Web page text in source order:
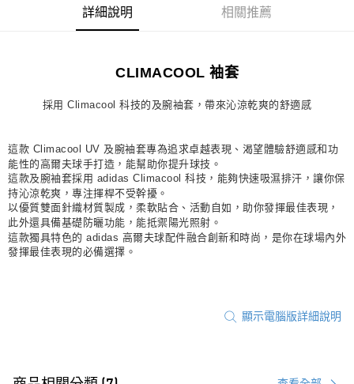
每筆NT$80，滿NT$1,500(含以上)免運費
付款後門市自取
每筆NT$80，滿NT$1,500(含以上)免運費
詳細說明 相關推薦
CLIMACOOL 袖套
採用 Climacool 科技的及腕袖套，帶來沁涼乾爽的舒適感
這款 Climacool UV 及腕袖套專為追求卓越表現、渴望體驗舒適感和功
能性的高爾夫球手打造，能幫助你提升球技。
這款及腕袖套採用 adidas Climacool 科技，能夠快速吸濕排汗，讓你保
持沁涼乾爽，專注揮桿不受幹擾。
以優質雙面針織材質製成，柔軟貼合、活動自如，助你發揮最佳表現，
此外還具備基礎防曬功能，能抵禦陽光照射。
這款獨具特色的 adidas 高爾夫球配件融合創新和時尚，是你在球場內外
發揮最佳表現的必備選擇。
顯示電腦版詳細說明